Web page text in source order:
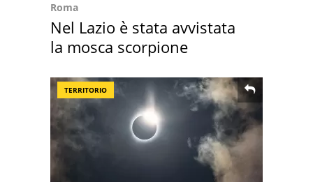
Roma
Nel Lazio è stata avvistata
la mosca scorpione
TERRITORIO